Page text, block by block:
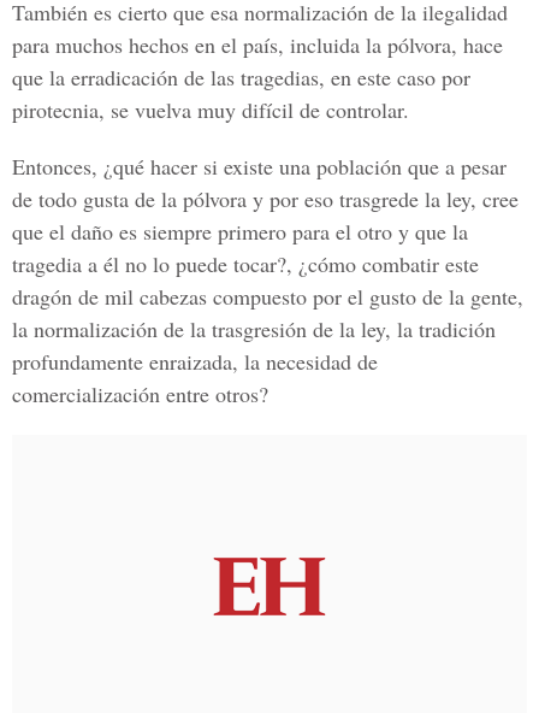
También es cierto que esa normalización de la ilegalidad
para muchos hechos en el país, incluida la pólvora, hace
que la erradicación de las tragedias, en este caso por
pirotecnia, se vuelva muy difícil de controlar.
Entonces, ¿qué hacer si existe una población que a pesar
de todo gusta de la pólvora y por eso trasgrede la ley, cree
que el daño es siempre primero para el otro y que la
tragedia a él no lo puede tocar?, ¿cómo combatir este
dragón de mil cabezas compuesto por el gusto de la gente,
la normalización de la trasgresión de la ley, la tradición
profundamente enraizada, la necesidad de
comercialización entre otros?